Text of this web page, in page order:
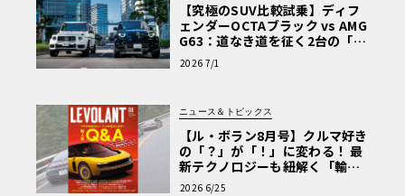
【究極のSUV比較試乗】ディフ
ェンダーOCTAブラック vs AMG
G63：道なき道を征く2台の「対
極的アプローチ」
2026 7/1
ニュース＆トピックス
【ル・ボラン8月号】クルマ好き
の「？」が「！」に変わる！ 最
新テクノロジーも紐解く「輸入
車Q&A」
2026 6/25